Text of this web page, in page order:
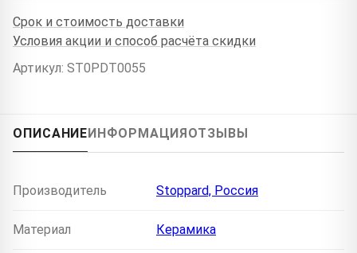
Срок и стоимость доставки
Условия акции и способ расчёта скидки
Артикул: ST0PDT0055
ОПИСАНИЕИНФОРМАЦИЯОТЗЫВЫ
Производитель Stoppard, Россия
Материал Керамика